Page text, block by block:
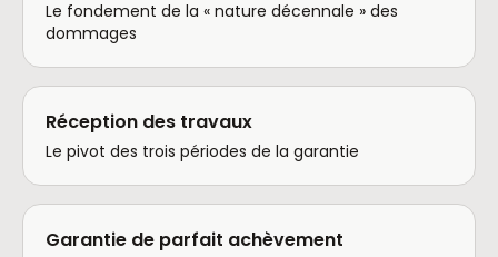
Le fondement de la « nature décennale » des
dommages
Réception des travaux
Le pivot des trois périodes de la garantie
Garantie de parfait achèvement